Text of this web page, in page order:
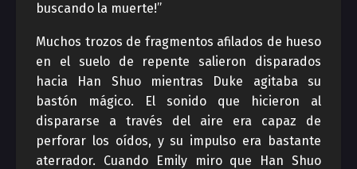
buscando la muerte!”
Muchos trozos de fragmentos afilados de hueso
en el suelo de repente salieron disparados
hacia Han Shuo mientras Duke agitaba su
bastón mágico. El sonido que hicieron al
dispararse a través del aire era capaz de
perforar los oídos, y su impulso era bastante
aterrador. Cuando Emily miro que Han Shuo